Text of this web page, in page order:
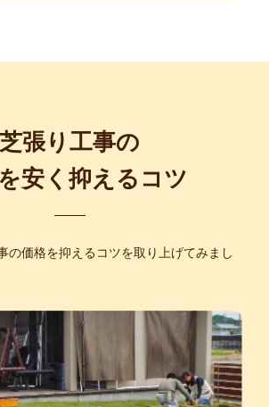
芝張り工事の
安く抑えるコツ
の価格を抑えるコツを取り上げてみまし